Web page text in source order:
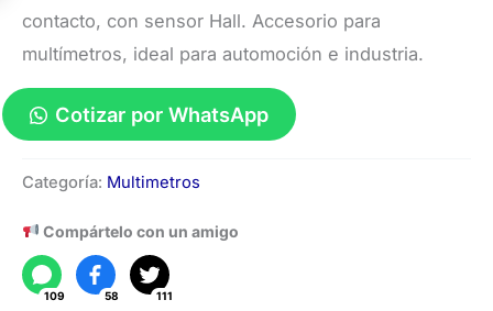
contacto, con sensor Hall. Accesorio para
multímetros, ideal para automoción e industria.
Cotizar por WhatsApp
de
1000A
CA/CC
UT-
Categoría: Multimetros
Compártelo con un amigo
109 58 111